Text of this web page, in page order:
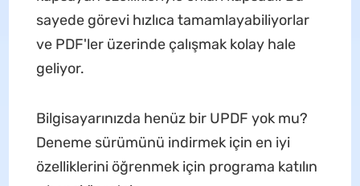
sayede görevi hızlıca tamamlayabiliyorlar
ve PDF'ler üzerinde çalışmak kolay hale
geliyor.
Bilgisayarınızda henüz bir UPDF yok mu?
Deneme sürümünü indirmek için en iyi
özelliklerini öğrenmek için programa katılın